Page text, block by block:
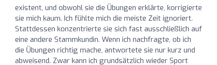
existent, und obwohl sie die Übungen erklärte, korrigierte
sie mich kaum. Ich fühlte mich die meiste Zeit ignoriert.
Stattdessen konzentrierte sie sich fast ausschließlich auf
eine andere Stammkundin. Wenn ich nachfragte, ob ich
die Übungen richtig mache, antwortete sie nur kurz und
abweisend. Zwar kann ich grundsätzlich wieder Sport